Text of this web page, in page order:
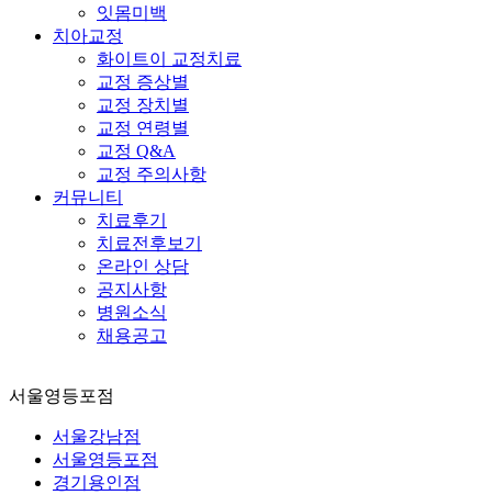
잇몸미백
치아교정
화이트이 교정치료
교정 증상별
교정 장치별
교정 연령별
교정 Q&A
교정 주의사항
커뮤니티
치료후기
치료전후보기
온라인 상담
공지사항
병원소식
채용공고
서울영등포점
서울강남점
서울영등포점
경기용인점